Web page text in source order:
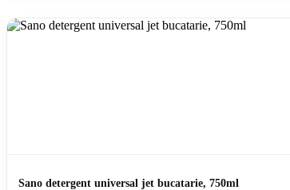
Sano detergent universal jet bucatarie, 750ml